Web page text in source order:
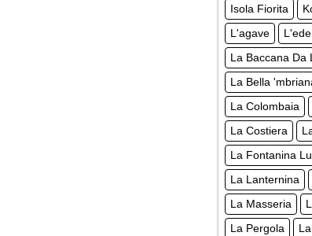
Isola Fiorita
L'agave
La Baccana Da
La Bella
La Colombaia
La Costiera
La Fontanina
La Lanternina
La Masseria
La Pergola